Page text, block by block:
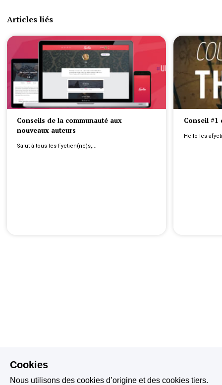
Articles liés
Conseils de la communauté aux
nouveaux auteurs
Salut à tous les Fyctien(ne)s,...
Conseil #1
Hello les
Cookies
Nous utilisons des cookies d’origine et des cookies tiers.